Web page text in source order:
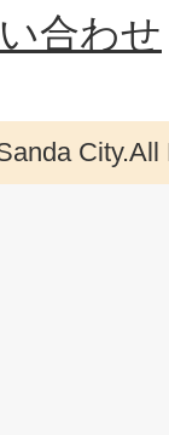
合わせ